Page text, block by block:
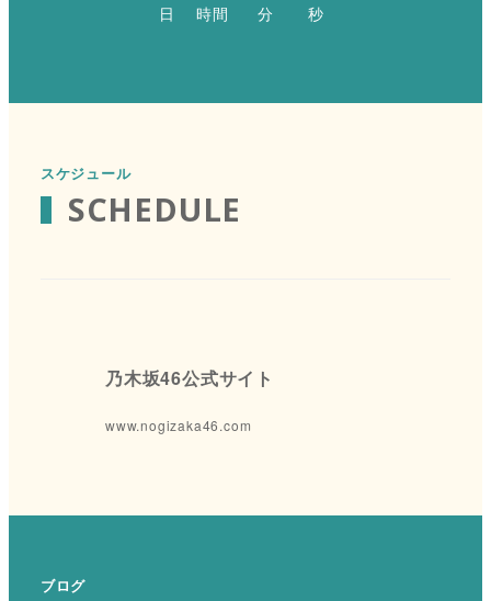
日 時間 分 秒
スケジュール
SCHEDULE
乃木坂46公式サイト
www.nogizaka46.com
ブログ